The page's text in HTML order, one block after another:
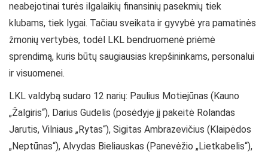
neabejotinai turės ilgalaikių finansinių pasekmių tiek
klubams, tiek lygai. Tačiau sveikata ir gyvybė yra pamatinės
žmonių vertybės, todėl LKL bendruomenė priėmė
sprendimą, kuris būtų saugiausias krepšininkams, personalui
ir visuomenei.
LKL valdybą sudaro 12 narių: Paulius Motiejūnas (Kauno
„Žalgiris“), Darius Gudelis (posėdyje jį pakeitė Rolandas
Jarutis, Vilniaus „Rytas“), Sigitas Ambrazevičius (Klaipėdos
„Neptūnas“), Alvydas Bieliauskas (Panevėžio „Lietkabelis“),